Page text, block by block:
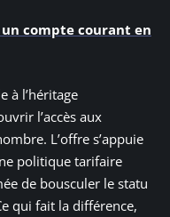
compte courant en
à l’héritage
l’accès aux
L’offre s’appuie
politique tarifaire
de bousculer le statu
qui fait la différence,